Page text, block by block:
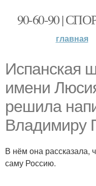
90-60-90 |
главная
Испанская
имени
решила
Владимиру
В нём она рассказала,
саму Россию.